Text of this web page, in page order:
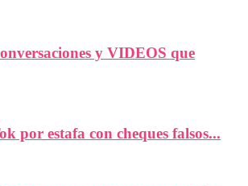
y VIDEOS que
por estafa con cheques falsos...